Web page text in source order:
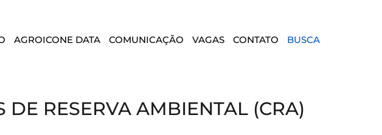
AGROICONE DATA COMUNICAÇÃO VAGAS CONTATO BUSCA
RESERVA AMBIENTAL (CRA)